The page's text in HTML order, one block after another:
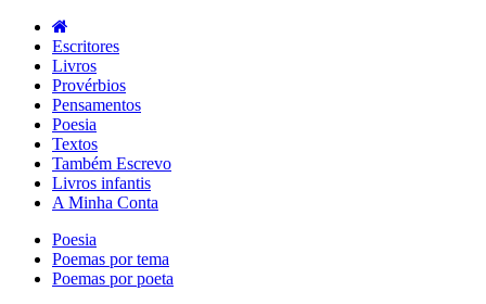
Escritores
Livros
Provérbios
Pensamentos
Poesia
Textos
Também Escrevo
Livros infantis
A Minha Conta
Poesia
Poemas por tema
Poemas por poeta